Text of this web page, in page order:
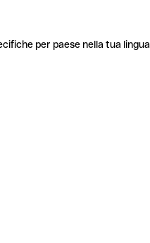
per paese nella tua lingua